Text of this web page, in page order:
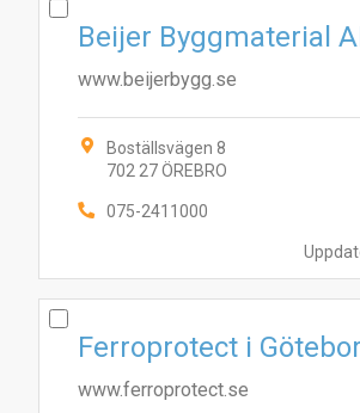
Beijer Byggmaterial
www.beijerbygg.se
Boställsvägen 8
702 27 ÖREBRO
075-2411000
Ferroprotect i
www.ferroprotect.se